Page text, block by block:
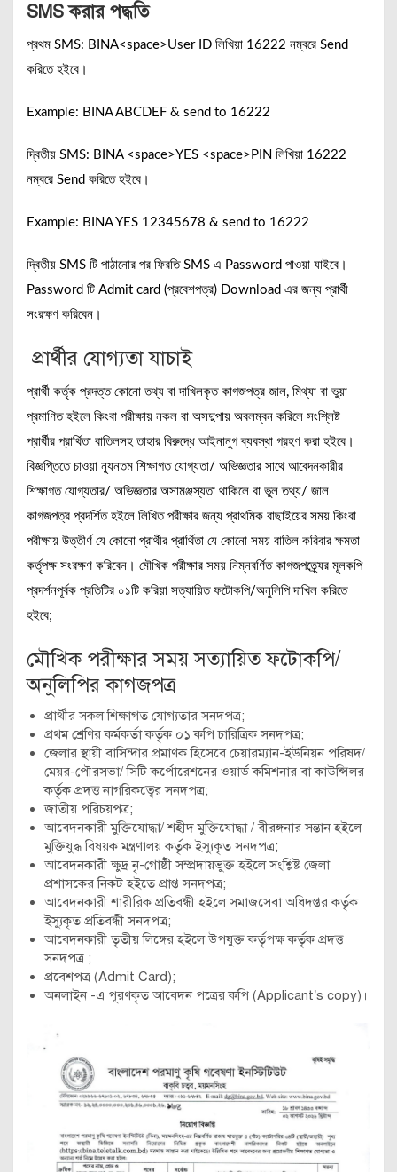
SMS করার পদ্ধতি
প্রথম SMS: BINA<space>User ID লিখিয়া 16222 নম্বরে Send
করিতে হইবে।
Example: BINA ABCDEF & send to 16222
দ্বিতীয় SMS: BINA <space>YES <space>PIN লিখিয়া 16222
নম্বরে Send করিতে হইবে।
Example: BINA YES 12345678 & send to 16222
দ্বিতীয় SMS টি পাঠানোর পর ফিরতি SMS এ Password পাওয়া যাইবে।
Password টি Admit card (প্রবেশপত্র) Download এর জন্য প্রার্থী
সংরক্ষণ করিবেন।
প্রার্থীর যোগ্যতা যাচাই
প্রার্থী কর্তৃক প্রদত্ত কোনো তথ্য বা দাখিলকৃত কাগজপত্র জাল, মিথ্যা বা ভুয়া
প্রমাণিত হইলে কিংবা পরীক্ষায় নকল বা অসদুপায় অবলম্বন করিলে সংশ্লিষ্ট
প্রার্থীর প্রার্থিতা বাতিলসহ তাহার বিরুদ্ধে আইনানুগ ব্যবস্থা গ্রহণ করা হইবে।
বিজ্ঞপ্তিতে চাওয়া ন্যূনতম শিক্ষাগত যোগ্যতা/ অভিজ্ঞতার সাথে আবেদনকারীর
শিক্ষাগত যোগ্যতার/ অভিজ্ঞতার অসামঞ্জস্যতা থাকিলে বা ভুল তথ্য/ জাল
কাগজপত্র প্রদর্শিত হইলে লিখিত পরীক্ষার জন্য প্রাথমিক বাছাইয়ের সময় কিংবা
পরীক্ষায় উত্তীর্ণ যে কোনো প্রার্থীর প্রার্থিতা যে কোনো সময় বাতিল করিবার ক্ষমতা
কর্তৃপক্ষ সংরক্ষণ করিবেন। মৌখিক পরীক্ষার সময় নিম্নবর্ণিত কাগজপত্র্যের মূলকপি
প্রদর্শনপূর্বক প্রতিটির ০১টি করিয়া সত্যায়িত ফটোকপি/অনুলিপি দাখিল করিতে
হইবে;
মৌখিক পরীক্ষার সময় সত্যায়িত ফটোকপি/
অনুলিপির কাগজপত্র
প্রার্থীর সকল শিক্ষাগত যোগ্যতার সনদপত্র;
প্রথম শ্রেণির কর্মকর্তা কর্তৃক ০১ কপি চারিত্রিক সনদপত্র;
জেলার স্থায়ী বাসিন্দার প্রমাণক হিসেবে চেয়ারম্যান-ইউনিয়ন পরিষদ/
মেয়র-পৌরসভা/ সিটি কর্পোরেশনের ওয়ার্ড কমিশনার বা কাউন্সিলর
কর্তৃক প্রদত্ত নাগরিকত্বের সনদপত্র;
জাতীয় পরিচয়পত্র;
আবেদনকারী মুক্তিযোদ্ধা/ শহীদ মুক্তিযোদ্ধা / বীরঙ্গনার সন্তান হইলে
মুক্তিযুদ্ধ বিষয়ক মন্ত্রণালয় কর্তৃক ইস্যুকৃত সনদপত্র;
আবেদনকারী ক্ষুদ্র নৃ-গোষ্ঠী সম্প্রদায়ভুক্ত হইলে সংশ্লিষ্ট জেলা
প্রশাসকের নিকট হইতে প্রাপ্ত সনদপত্র;
আবেদনকারী শারীরিক প্রতিবন্ধী হইলে সমাজসেবা অধিদপ্তর কর্তৃক
ইস্যুকৃত প্রতিবন্ধী সনদপত্র;
আবেদনকারী তৃতীয় লিঙ্গের হইলে উপযুক্ত কর্তৃপক্ষ কর্তৃক প্রদত্ত
সনদপত্র ;
প্রবেশপত্র (Admit Card);
অনলাইন -এ পূরণকৃত আবেদন পত্রের কপি (Applicant’s copy)।